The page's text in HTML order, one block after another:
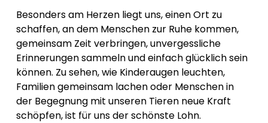
Besonders am Herzen liegt uns, einen Ort zu
schaffen, an dem Menschen zur Ruhe kommen,
gemeinsam Zeit verbringen, unvergessliche
Erinnerungen sammeln und einfach glücklich sein
können. Zu sehen, wie Kinderaugen leuchten,
Familien gemeinsam lachen oder Menschen in
der Begegnung mit unseren Tieren neue Kraft
schöpfen, ist für uns der schönste Lohn.